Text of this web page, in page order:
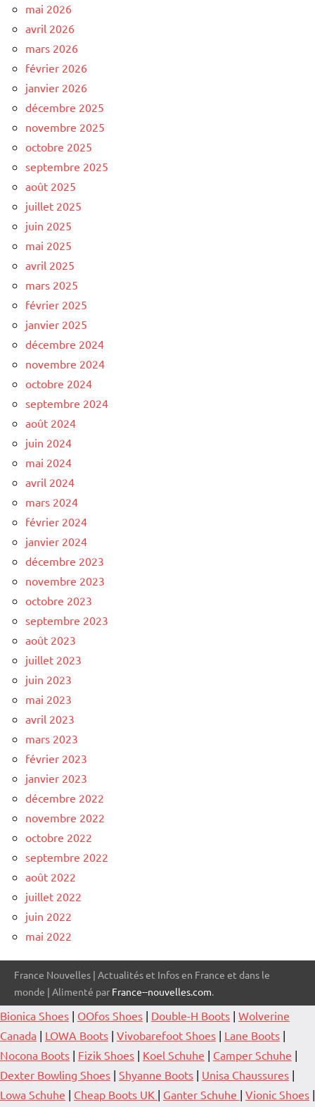
mai 2026
avril 2026
mars 2026
février 2026
janvier 2026
décembre 2025
novembre 2025
octobre 2025
septembre 2025
août 2025
juillet 2025
juin 2025
mai 2025
avril 2025
mars 2025
février 2025
janvier 2025
décembre 2024
novembre 2024
octobre 2024
septembre 2024
août 2024
juin 2024
mai 2024
avril 2024
mars 2024
février 2024
janvier 2024
décembre 2023
novembre 2023
octobre 2023
septembre 2023
août 2023
juillet 2023
juin 2023
mai 2023
avril 2023
mars 2023
février 2023
janvier 2023
décembre 2022
novembre 2022
octobre 2022
septembre 2022
août 2022
juillet 2022
juin 2022
mai 2022
France Nouvelles | Actualités et Infos en France et dans le
monde | Alimenté par France--nouvelles.com.
Bionica Shoes | OOfos Shoes | Double-H Boots | Wolverine
Canada | LOWA Boots | Vivobarefoot Shoes | Lane Boots |
Nocona Boots | Fizik Shoes | Koel Schuhe | Camper Schuhe |
Dexter Bowling Shoes | Shyanne Boots | Unisa Chaussures |
Lowa Schuhe | Cheap Boots UK | Ganter Schuhe | Vionic Shoes |